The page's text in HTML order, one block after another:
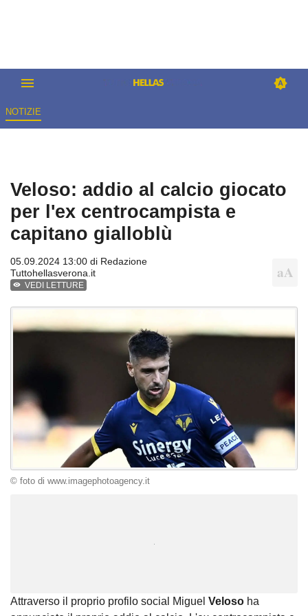
NOTIZIE
Veloso: addio al calcio giocato
per l'ex centrocampista e
capitano gialloblù
05.09.2024 13:00 di Redazione
Tuttohellasverona.it
VEDI LETTURE
© foto di www.imagephotoagency.it
Attraverso il proprio profilo social Miguel Veloso ha